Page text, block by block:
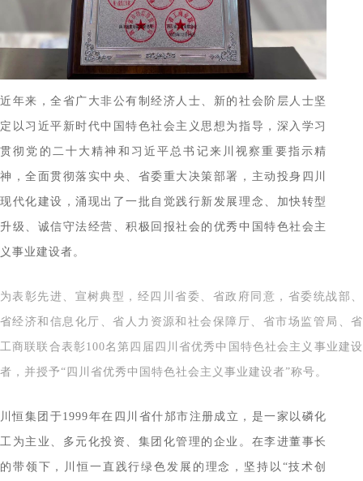
近年来，全省广大非公有制经济人士、新的社会阶层人士坚
定以习近平新时代中国特色社会主义思想为指导，深入学习
贯彻党的二十大精神和习近平总书记来川视察重要指示精
神，全面贯彻落实中央、省委重大决策部署，主动投身四川
现代化建设，涌现出了一批自觉践行新发展理念、加快转型
升级、诚信守法经营、积极回报社会的优秀中国特色社会主
义事业建设者。
为表彰先进、 宣树典型，经四川省委、省政府同意，省委统战部、
省经济和信息化厅、省人力资源和社会保障厅、省市场监管局、省
工商联联合表彰100名第四届四川省优秀中国特色社会主义事业建设
者，并授予“四川省优秀中国特色社会主义事业建设者”称号。
川恒集团于1999年在四川省什邡市注册成立，是一家以磷化
工为主业、多元化投资、集团化管理的企业。在李进董事长
的带领下，川恒一直践行绿色发展的理念，坚持以“技术创